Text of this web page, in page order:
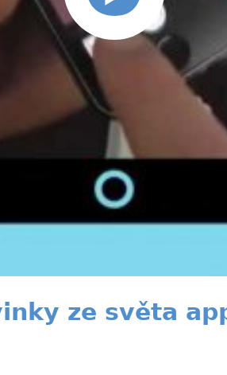
ze světa